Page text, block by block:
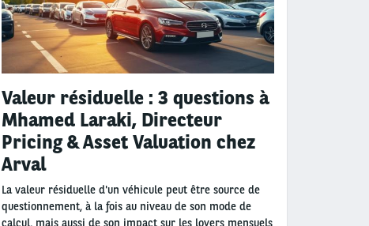
Valeur résiduelle : 3 questions à
Mhamed Laraki, Directeur
Pricing & Asset Valuation chez
Arval
La valeur résiduelle d'un véhicule peut être source de
questionnement, à la fois au niveau de son mode de
calcul, mais aussi de son impact sur les loyers mensuels